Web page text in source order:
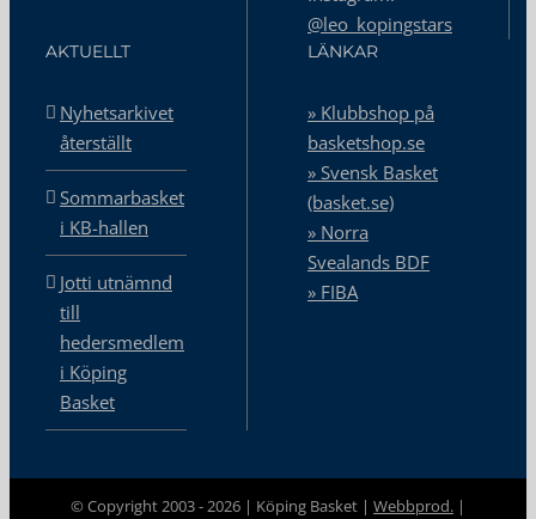
@leo_kopingstars
AKTUELLT
Nyhetsarkivet
återställt
Sommarbasket
i KB-hallen
Jotti utnämnd
till
hedersmedlem
i Köping
Basket
LÄNKAR
» Klubbshop på
basketshop.se
» Svensk Basket
(basket.se)
» Norra
Svealands BDF
» FIBA
© Copyright 2003 -2026 | Köping Basket | Webbprod. |